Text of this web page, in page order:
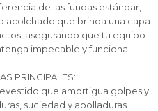
de las fundas estándar,
acolchado que brinda una capa
asegurando que tu equipo
impecable y funcional.
PRINCIPALES:
que amortigua golpes y
suciedad y abolladuras.
y Pagá
en 12
tocar tu
crédito
para comprar con
usando Pago
preferidos
oferta, lamentamos
cualquier duda
en
mas tarde.
y Pagá
en 12
tocar tu
crédito
para comprar con
usando Pago
preferidos
oferta, lamentamos
cualquier duda
en
mas tarde.
y Pagá
en 12
tocar tu
crédito
para comprar con
usando Pago
preferidos
oferta, lamentamos
cualquier duda
en
mas tarde.